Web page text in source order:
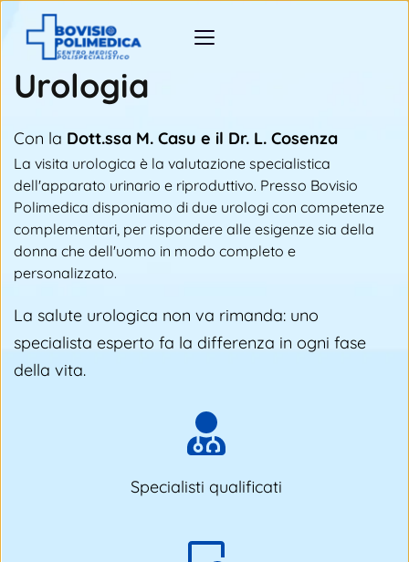
Urologia
Con la Dott.ssa M. Casu e il Dr. L. Cosenza
La visita urologica è la valutazione specialistica
dell'apparato urinario e riproduttivo. Presso Bovisio
Polimedica disponiamo di due urologi con competenze
complementari, per rispondere alle esigenze sia della
donna che dell'uomo in modo completo e
personalizzato.
La salute urologica non va rimanda: uno
specialista esperto fa la differenza in ogni fase
della vita.
Specialisti qualificati